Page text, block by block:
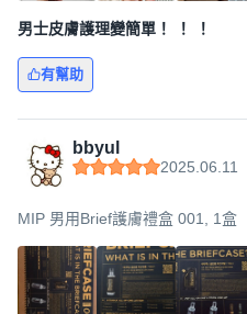
男士皮膚護理變簡單！ ！ ！
有幫助
bbyul
2025.06.11
MIP 男用Brief護膚禮盒 001, 1盒